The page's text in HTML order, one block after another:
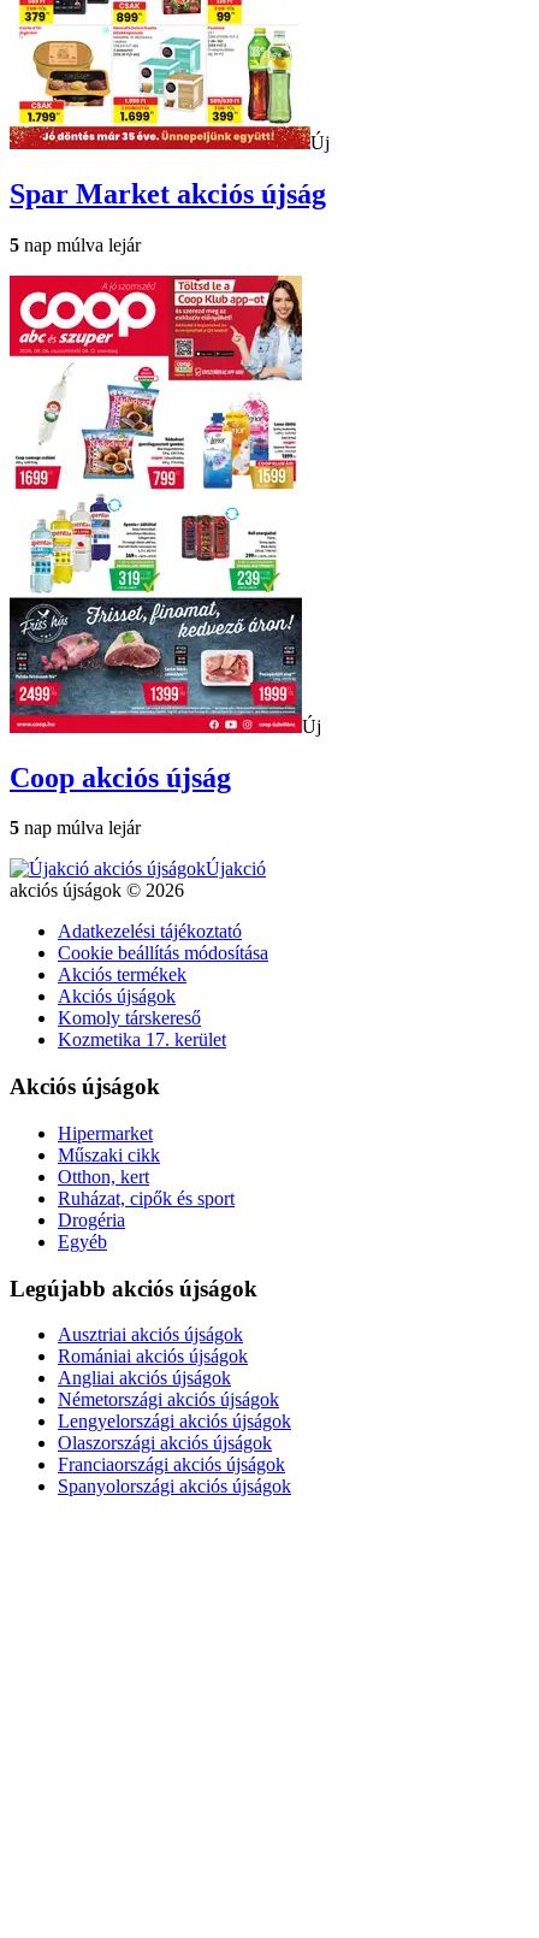
Új
Spar Market akciós újság
5 nap múlva lejár
Új
Coop akciós újság
5 nap múlva lejár
Újakció
akciós újságok © 2026
Adatkezelési tájékoztató
Cookie beállítás módosítása
Akciós termékek
Akciós újságok
Komoly társkereső
Kozmetika 17. kerület
Akciós újságok
Hipermarket
Műszaki cikk
Otthon, kert
Ruházat, cipők és sport
Drogéria
Egyéb
Legújabb akciós újságok
Ausztriai akciós újságok
Romániai akciós újságok
Angliai akciós újságok
Németországi akciós újságok
Lengyelországi akciós újságok
Olaszországi akciós újságok
Franciaországi akciós újságok
Spanyolországi akciós újságok